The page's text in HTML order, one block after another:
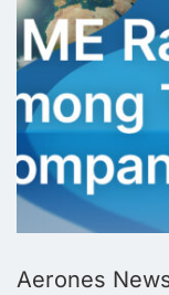
Aerones